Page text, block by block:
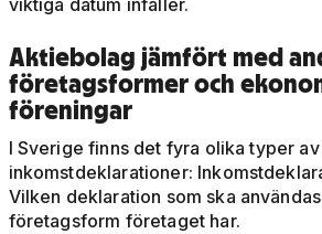
viktiga datum infaller.
Aktiebolag jämfört med
företagsformer och
föreningar
I Sverige finns det fyra olika typer av
inkomstdeklarationer:
Vilken deklaration som ska
företagsform företaget har.